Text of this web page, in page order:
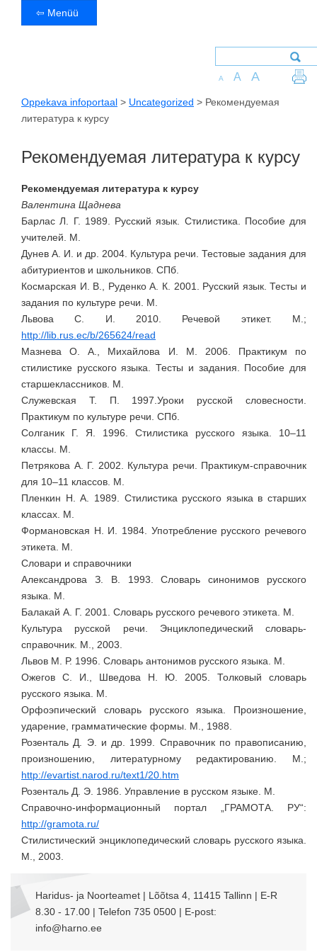
⇦ Menüü
A A A
Oppekava infoportaal > Uncategorized > Рекомендуемая
литература к курсу
Рекомендуемая литература к курсу
Рекомендуемая литература к курсу
Валентина Щаднева
Барлас Л. Г. 1989. Русский язык. Стилистика. Пособие для
учителей. М.
Дунев А. И. и др. 2004. Культура речи. Тестовые задания для
абитуриентов и школьников. СПб.
Космарская И. В., Руденко А. К. 2001. Русский язык. Тесты и
задания по культуре речи. М.
Львова С. И. 2010. Речевой этикет. М.;
http://lib.rus.ec/b/265624/read
Мазнева О. А., Михайлова И. М. 2006. Практикум по
стилистике русского языка. Тесты и задания. Пособие для
старшеклассников. М.
Служевская Т. П. 1997.Уроки русской словесности.
Практикум по культуре речи. СПб.
Солганик Г. Я. 1996. Стилистика русского языка. 10–11
классы. М.
Петрякова А. Г. 2002. Культура речи. Практикум-справочник
для 10–11 классов. М.
Пленкин Н. А. 1989. Стилистика русского языка в старших
классах. М.
Формановская Н. И. 1984. Употребление русского речевого
этикета. М.
Словари и справочники
Александрова З. В. 1993. Словарь синонимов русского
языка. М.
Балакай А. Г. 2001. Словарь русского речевого этикета. M.
Культура русской речи. Энциклопедический словарь-
справочник. М., 2003.
Львов М. Р. 1996. Словарь антонимов русского языка. М.
Ожегов С. И., Шведова Н. Ю. 2005. Толковый словарь
русского языка. М.
Орфоэпический словарь русского языка. Произношение,
ударение, грамматические формы. М., 1988.
Розенталь Д. Э. и др. 1999. Справочник по правописанию,
произношению, литературному редактированию. M.;
http://evartist.narod.ru/text1/20.htm
Розенталь Д. Э. 1986. Управление в русском языке. М.
Справочно-информационный портал „ГРАМОТА. РУ“:
http://gramota.ru/
Стилистический энциклопедический словарь русского языка.
М., 2003.
Haridus- ja Noorteamet | Lõõtsa 4, 11415 Tallinn | E-R
8.30 - 17.00 | Telefon 735 0500 | E-post:
info@harno.ee